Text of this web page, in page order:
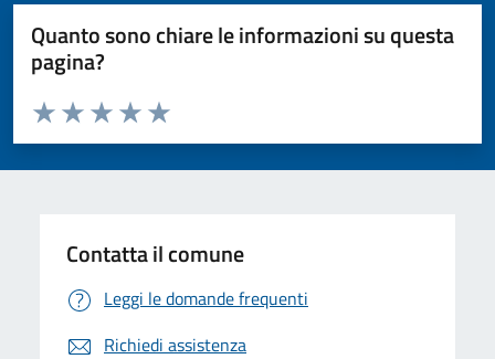
Quanto sono chiare le informazioni su questa
pagina?
Valuta da 1 a 5 stelle la pagina
Valuta 5 stelle su 5
Valuta 4 stelle su 5
Valuta 3 stelle su 5
Valuta 2 stelle su 5
Valuta 1 stelle su 5
Contatta il comune
Leggi le domande frequenti
Richiedi assistenza